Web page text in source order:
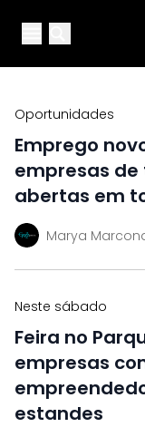
Open
Oportunidades
Emprego
empresas
abertas em
Marya
Neste sábado
Feira no
empresas
estandes